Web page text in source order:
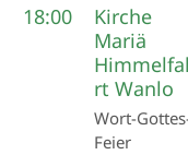
18:00
Kirche
Mariä
rt Wanlo
Wort-
Feier